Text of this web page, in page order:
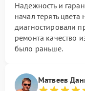
Надежность и
начал терять
диагностировали
ремонта качество
было раньше.
Матвеев